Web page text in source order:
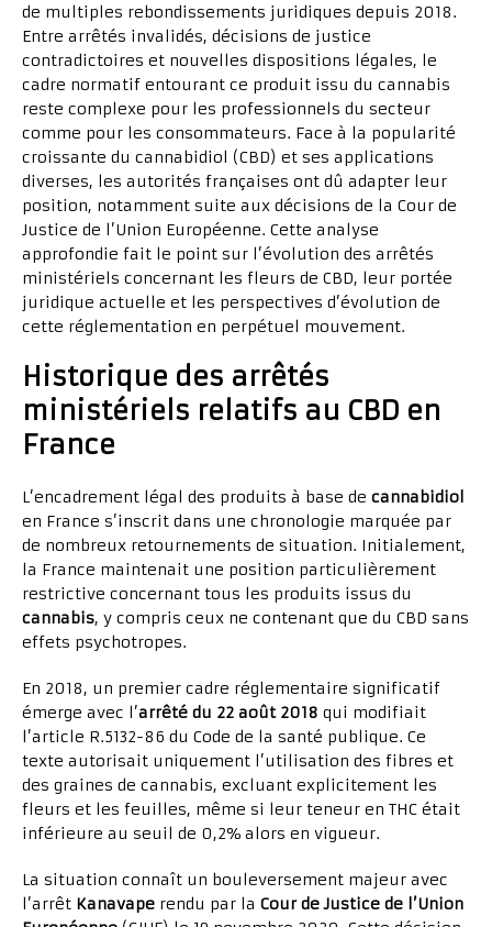
de multiples rebondissements juridiques depuis 2018.
Entre arrêtés invalidés, décisions de justice
contradictoires et nouvelles dispositions légales, le
cadre normatif entourant ce produit issu du cannabis
reste complexe pour les professionnels du secteur
comme pour les consommateurs. Face à la popularité
croissante du cannabidiol (CBD) et ses applications
diverses, les autorités françaises ont dû adapter leur
position, notamment suite aux décisions de la Cour de
Justice de l’Union Européenne. Cette analyse
approfondie fait le point sur l’évolution des arrêtés
ministériels concernant les fleurs de CBD, leur portée
juridique actuelle et les perspectives d’évolution de
cette réglementation en perpétuel mouvement.
Historique des arrêtés
ministériels relatifs au CBD en
France
L’encadrement légal des produits à base de cannabidiol
en France s’inscrit dans une chronologie marquée par
de nombreux retournements de situation. Initialement,
la France maintenait une position particulièrement
restrictive concernant tous les produits issus du
cannabis, y compris ceux ne contenant que du CBD sans
effets psychotropes.
En 2018, un premier cadre réglementaire significatif
émerge avec l’arrêté du 22 août 2018 qui modifiait
l’article R.5132-86 du Code de la santé publique. Ce
texte autorisait uniquement l’utilisation des fibres et
des graines de cannabis, excluant explicitement les
fleurs et les feuilles, même si leur teneur en THC était
inférieure au seuil de 0,2% alors en vigueur.
La situation connaît un bouleversement majeur avec
l’arrêt Kanavape rendu par la Cour de Justice de l’Union